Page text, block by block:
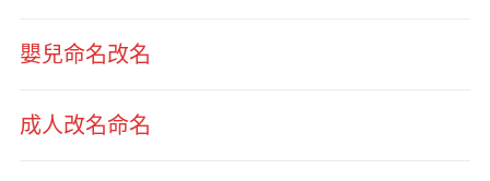
嬰兒命名改名
成人改名命名